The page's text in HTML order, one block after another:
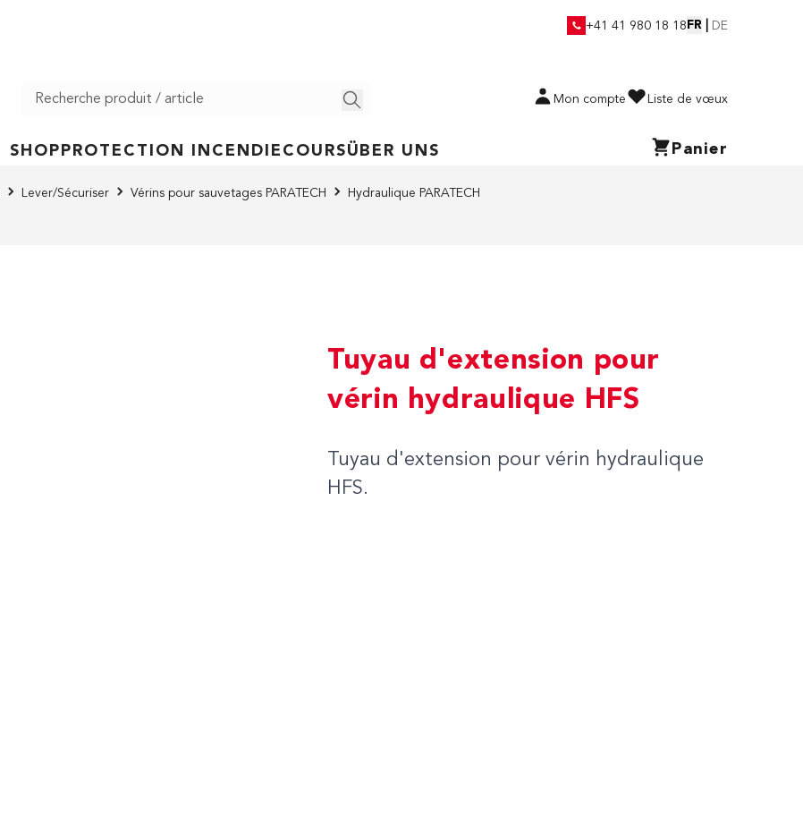
+41 41 980 18 18 FR DE
Mon compte Liste de vœux
SHOP PROTECTION INCENDIE COURSÜBER UNS Panier
Lever/Sécuriser Vérins pour sauvetages PARATECH
Hydraulique PARATECH
Tuyau d'extension pour
vérin hydraulique HFS
Tuyau d'extension pour vérin hydraulique
HFS.